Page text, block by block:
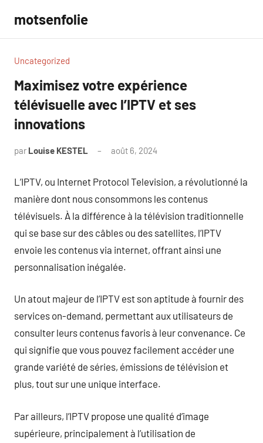
contenu
motsenfolie
Uncategorized
Maximisez votre expérience
télévisuelle avec l’IPTV et ses
innovations
par Louise KESTEL août 6, 2024
L’IPTV, ou Internet Protocol Television, a révolutionné la
manière dont nous consommons les contenus
télévisuels. À la différence à la télévision traditionnelle
qui se base sur des câbles ou des satellites, l’IPTV
envoie les contenus via internet, offrant ainsi une
personnalisation inégalée.
Un atout majeur de l’IPTV est son aptitude à fournir des
services on-demand, permettant aux utilisateurs de
consulter leurs contenus favoris à leur convenance. Ce
qui signifie que vous pouvez facilement accéder une
grande variété de séries, émissions de télévision et
plus, tout sur une unique interface.
Par ailleurs, l’IPTV propose une qualité d’image
supérieure, principalement à l’utilisation de